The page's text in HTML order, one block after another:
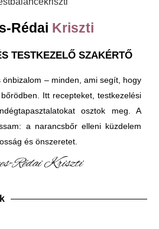
Rédai Kriszti
TESTKEZELŐ SZAKÉRTŐ
önbizalom – minden, ami segít, hogy
Itt recepteket, testkezelési
osztok meg. A
a narancsbőr elleni küzdelem
és önszeretet.
Rédai Kriszti